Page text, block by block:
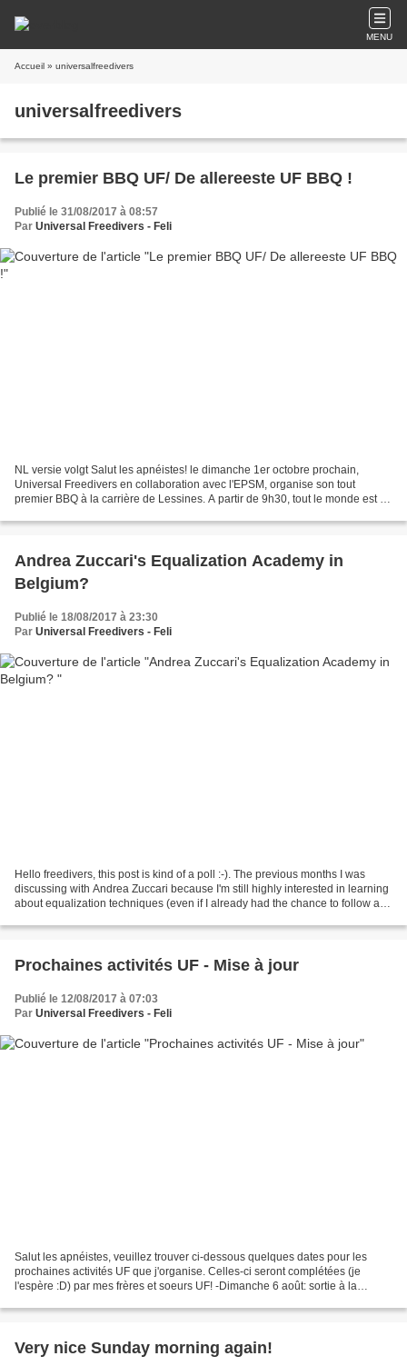
MENU
Accueil » universalfreedivers
universalfreedivers
Le premier BBQ UF/ De allereeste UF BBQ !
Publié le 31/08/2017 à 08:57
Par Universal Freedivers - Feli
NL versie volgt Salut les apnéistes! le dimanche 1er octobre prochain,
Universal Freedivers en collaboration avec l'EPSM, organise son tout
premier BBQ à la carrière de Lessines. A partir de 9h30, tout le monde est le
Andrea Zuccari's Equalization Academy in
Belgium?
Publié le 18/08/2017 à 23:30
Par Universal Freedivers - Feli
Hello freedivers, this post is kind of a poll :-). The previous months I was
discussing with Andrea Zuccari because I'm still highly interested in learning
about equalization techniques (even if I already had the chance to follow a
Prochaines activités UF - Mise à jour
Publié le 12/08/2017 à 07:03
Par Universal Freedivers - Feli
Salut les apnéistes, veuillez trouver ci-dessous quelques dates pour les
prochaines activités UF que j'organise. Celles-ci seront complétées (je
l'espère :D) par mes frères et soeurs UF! -Dimanche 6 août: sortie à la
Very nice Sunday morning again!